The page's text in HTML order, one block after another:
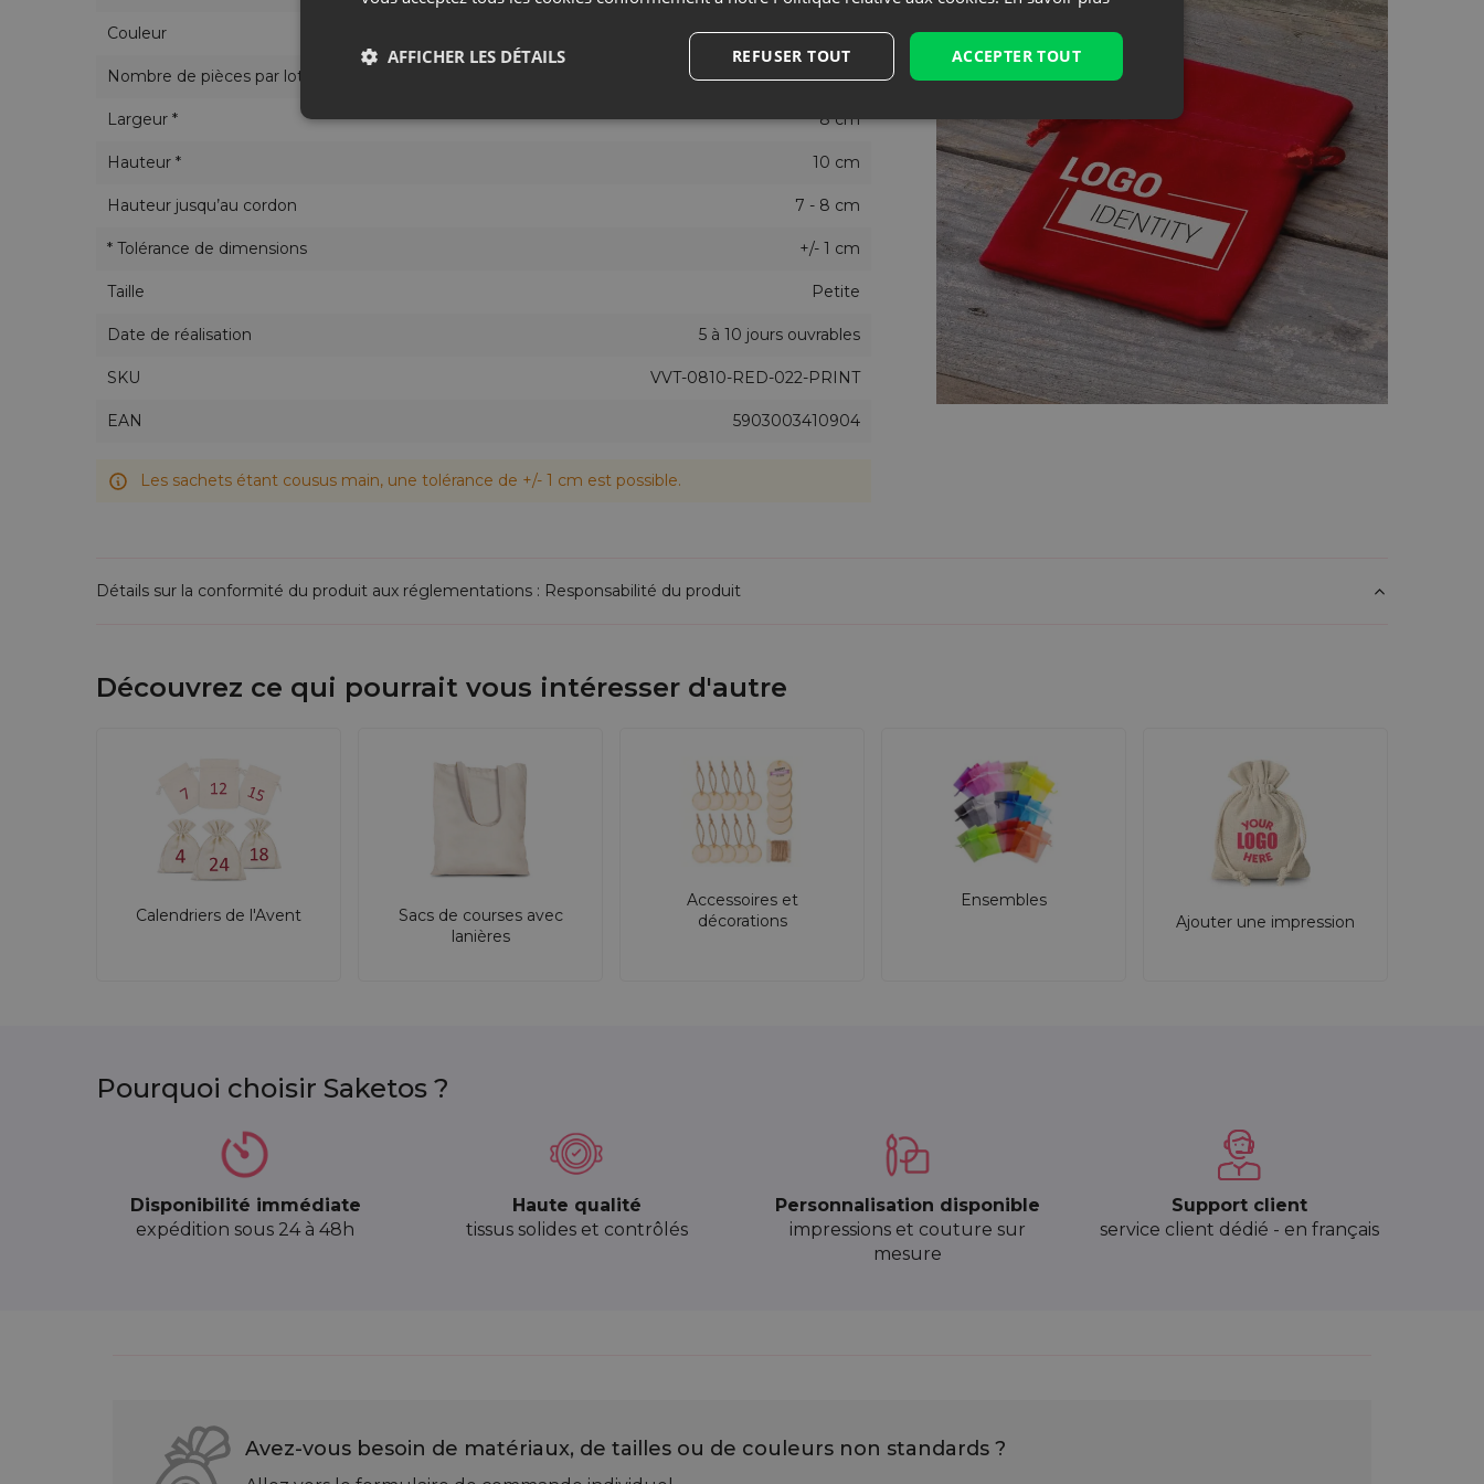
Chez Saketos, vous pouvez gérer votre commande de manière exhaustive ! Vous recevrez rapidement et au meilleur prix des sacs personnalisés
de notre part !
Tout en un seul endroit - du design à l'expédition des sacs imprimés.
Couleur Rouge
Nombre de pièces par lot 200
Largeur * 8 cm
Hauteur * 10 cm
Hauteur jusqu’au cordon 7 - 8 cm
* Tolérance de dimensions +/- 1 cm
Taille Petite
Date de réalisation 5 à 10 jours ouvrables
SKU VVT-0810-RED-022-PRINT
EAN 5903003410904
Les sachets étant cousus main, une tolérance de +/- 1 cm est possible.
Détails sur la conformité du produit aux réglementations : Responsabilité du produit
Découvrez ce qui pourrait vous intéresser d'autre
Calendriers de l'Avent
Sacs de courses avec
lanières
Accessoires et
décorations
Ensembles
Ajouter une impression
Pourquoi choisir Saketos ?
Disponibilité immédiate
expédition sous 24 à 48h
Haute qualité
tissus solides et contrôlés
Personnalisation disponible
impressions et couture sur
mesure
Support client
service client dédié - en français
Avez-vous besoin de matériaux, de tailles ou de couleurs non standards ?
ACCEPTER TOUT
REFUSER TOUT
AFFICHER LES DÉTAILS